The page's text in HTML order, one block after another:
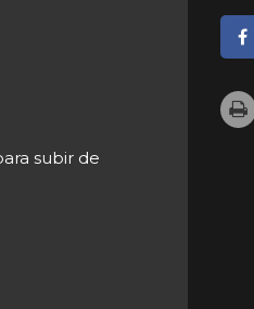
subir de